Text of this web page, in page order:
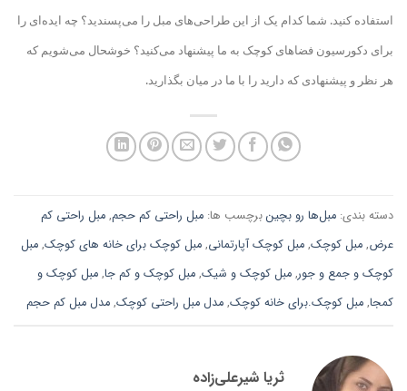
استفاده کنید. شما کدام یک از این طراحی‌های مبل را می‌پسندید؟ چه ایدهای را
برای دکورسیون فضاهای کوچک به ما پیشنهاد میکنید؟ خوشحال می‌شویم که
هر نظر و پیشنهادی که دارید را با ما در میان بگذارید.
دسته بندی: مبل‌ها رو بچین برچسب ها: مبل راحتی کم حجم, مبل راحتی کم
عرض, مبل کوچک, مبل کوچک آپارتمانی, مبل کوچک برای خانه های کوچک, مبل
کوچک و جمع و جور, مبل کوچک و شیک, مبل کوچک و کم جا, مبل کوچک و
کمجا, مبل کوچک.برای خانه کوچک, مدل مبل راحتی کوچک, مدل مبل کم حجم
ثریا شیرعلی‌زاده